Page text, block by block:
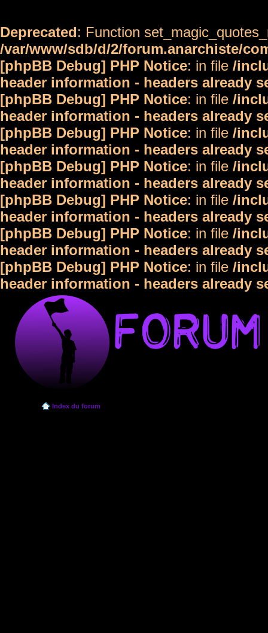
Deprecated: Function
/var/www/sdb/d/2/forum.anarchiste/
[phpBB Debug] PHP Notice: in file /
header information - headers already
[phpBB Debug] PHP Notice: in file /
header information - headers already
[phpBB Debug] PHP Notice: in file /
header information - headers already
[phpBB Debug] PHP Notice: in file /
header information - headers already
[phpBB Debug] PHP Notice: in file /
header information - headers already
[phpBB Debug] PHP Notice: in file /
header information - headers already
[phpBB Debug] PHP Notice: in file /
header information - headers already
Index du forum